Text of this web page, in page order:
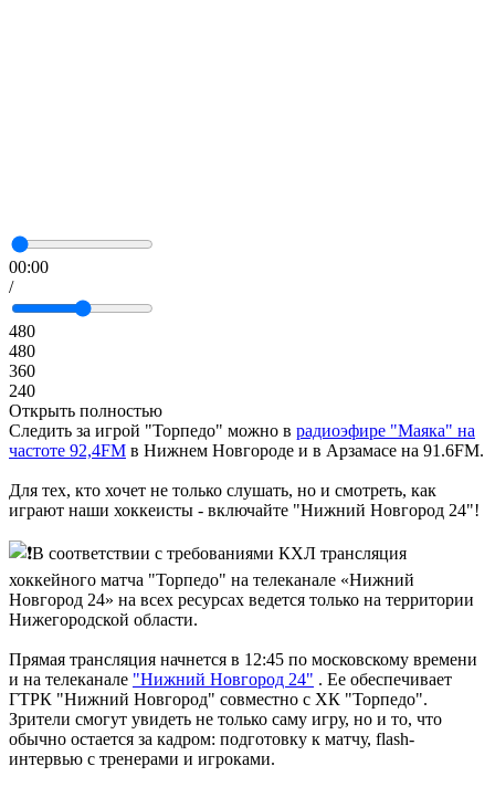
00:00
/
480
480
360
240
Открыть полностью
Следить за игрой "Торпедо" можно в радиоэфире "Маяка" на
частоте 92,4FM в Нижнем Новгороде и в Арзамасе на 91.6FM.
Для тех, кто хочет не только слушать, но и смотреть, как
играют наши хоккеисты - включайте "Нижний Новгород 24"!
В соответствии с требованиями КХЛ трансляция
хоккейного матча "Торпедо" на телеканале «Нижний
Новгород 24» на всех ресурсах ведется только на территории
Нижегородской области.
Прямая трансляция начнется в 12:45 по московскому времени
и на телеканале "Нижний Новгород 24" . Ее обеспечивает
ГТРК "Нижний Новгород" совместно с ХК "Торпедо".
Зрители смогут увидеть не только саму игру, но и то, что
обычно остается за кадром: подготовку к матчу, flash-
интервью с тренерами и игроками.